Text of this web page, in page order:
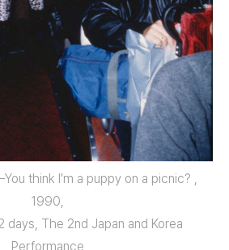
think I’m a puppy on a picnic? ,
1990,
days, The 2nd Japan and Korea
Performance